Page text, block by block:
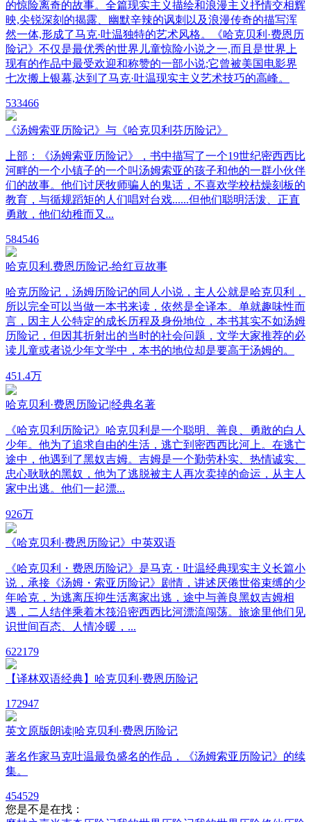
的惊险离奇的故事。全篇现实主义描绘和浪漫主义抒情交相辉
映,尖锐深刻的揭露、幽默辛辣的讽刺以及浪漫传奇的描写浑
然一体,形成了马克·吐温独特的艺术风格。《哈克贝利·费恩历
险记》不仅是最优秀的世界儿童惊险小说之一,而且是世界上
现有的作品中最受欢迎和称赞的一部小说;它曾被美国电影界
七次搬上银幕,达到了马克·吐温现实主义艺术技巧的高峰。
533466
《汤姆索亚历险记》与《哈克贝利芬历险记》
上部：《汤姆索亚历险记》，书中描写了一个19世纪密西西比
河畔的一个小镇子的一个叫汤姆索亚的孩子和他的一群小伙伴
们的故事。他们讨厌牧师骗人的鬼话，不喜欢学校枯燥刻板的
教育，与循规蹈矩的人们唱对台戏......但他们聪明活泼、正直
勇敢，他们幼稚而又...
584546
哈克贝利.费恩历险记-给红豆故事
哈克历险记，汤姆历险记的同人小说，主人公就是哈克贝利，
所以完全可以当做一本书来读，依然是全译本。单就趣味性而
言，因主人公特定的成长历程及身份地位，本书其实不如汤姆
历险记，但因其折射出的当时的社会问题，文学大家推荐的必
读儿童或者说少年文学中，本书的地位却是要高于汤姆的。
451.4万
哈克贝利·费恩历险记|经典名著
《哈克贝利历险记》哈克贝利是一个聪明、善良、勇敢的白人
少年。他为了追求自由的生活，逃亡到密西西比河上。在逃亡
途中，他遇到了黑奴吉姆。吉姆是一个勤劳朴实、热情诚实、
忠心耿耿的黑奴，他为了逃脱被主人再次卖掉的命运，从主人
家中出逃。他们一起漂...
926万
《哈克贝利·费恩历险记》中英双语
《哈克贝利・费恩历险记》是马克・吐温经典现实主义长篇小
说，承接《汤姆・索亚历险记》剧情，讲述厌倦世俗束缚的少
年哈克，为逃离压抑生活离家出逃，途中与善良黑奴吉姆相
遇，二人结伴乘着木筏沿密西西比河漂流闯荡。旅途里他们见
识世间百态、人情冷暖，...
622179
【译林双语经典】哈克贝利·费恩历险记
172947
英文原版朗读|哈克贝利·费恩历险记
著名作家马克吐温最负盛名的作品，《汤姆索亚历险记》的续
集。
454529
您是不是在找：